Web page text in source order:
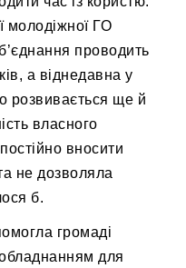
молодіжної ГО
проводить
а віднедавна у
розвивається ще й
власного
вносити
не дозволяла
б.
громаді
для